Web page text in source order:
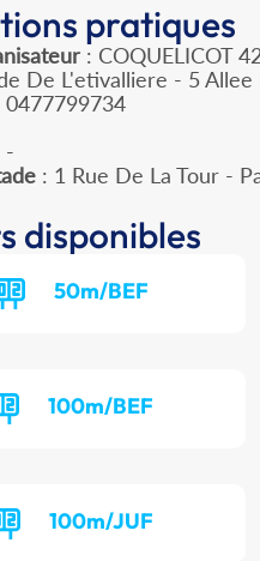
pratiques
: COQUELICOT
De L'etivalliere - 5
0477799734
: 1 Rue De La Tour -
disponibles
50m/BEF
100m/BEF
100m/JUF